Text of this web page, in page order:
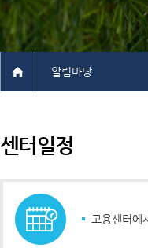
알림마당
센터일정
고용센터에